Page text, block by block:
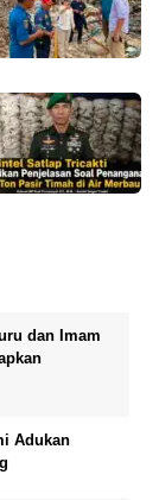
dan Imam
Adukan